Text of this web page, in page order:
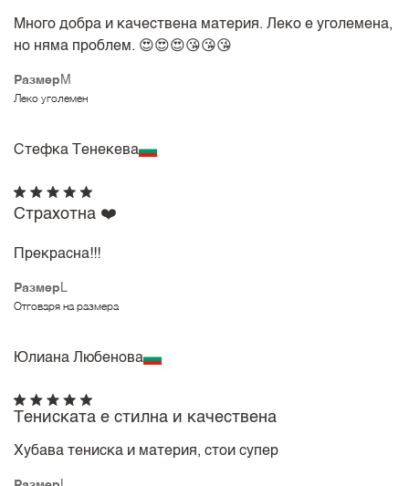
Размер M
Леко уголемен
Много добра и качествена материя. Леко е уголемена,
но няма проблем. 😍😍😍😘😘😘
Стефка Тенекева
Размер L
Отговаря на размера
Страхотна ❤️
Прекрасна!!!
Юлиана Любенова
Тениската е стилна и качествена
Хубава тениска и материя, стои супер